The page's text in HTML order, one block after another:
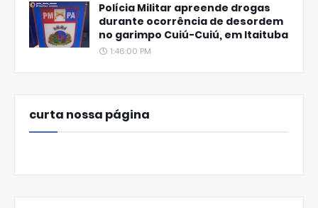
Polícia Militar apreende drogas
durante ocorrência de desordem
no garimpo Cuiú-Cuiú, em Itaituba
1:46:00 PM
curta nossa página